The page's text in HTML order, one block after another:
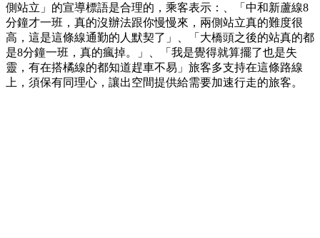
側站立」的宣導標語是合理的，乘客表示：、「中和新蘆線8
分鐘才一班，真的沒辦法跟你慢慢來，兩側站立真的難度很
高，這是這條線通勤的人默契了」、「大橋頭之後的站真的都
是8分鐘一班，真的瘋掉。」、「我是覺得就算擺了也是失
靈，有在搭橘線的都知道趕車不易」旅客多支持在這條路線
上，須保有同理心，讓出空間提供給需要加速行走的旅客。